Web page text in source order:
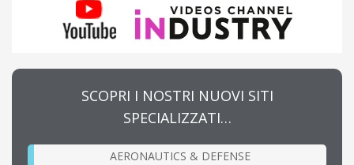
SCOPRI I NOSTRI NUOVI SITI
SPECIALIZZATI…
AERONAUTICS & DEFENSE